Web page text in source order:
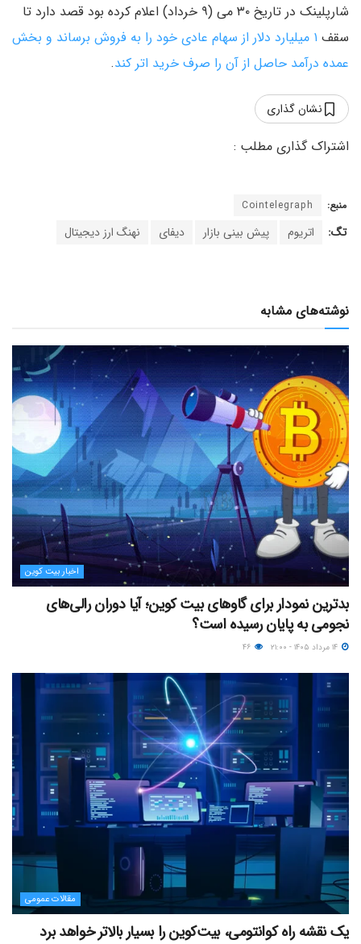
شارپلینک در تاریخ ۳۰ می (۹ خرداد) اعلام کرده بود قصد دارد تا
سقف ۱ میلیارد دلار از سهام عادی خود را به فروش برساند و بخش
عمده درآمد حاصل از آن را صرف خرید اتر کند.
نشان گذاری
منبع: Cointelegraph
تگ: اتریوم پیش بینی بازار دیفای نهنگ ارز دیجیتال
نوشته‌های مشابه
اخبار بیت کوین
بدترین نمودار برای گاوهای بیت کوین؛ آیا دوران رالی‌های
نجومی به پایان رسیده است؟
مقالات عمومی
یک نقشه راه کوانتومی، بیت‌کوین را بسیار بالاتر خواهد برد